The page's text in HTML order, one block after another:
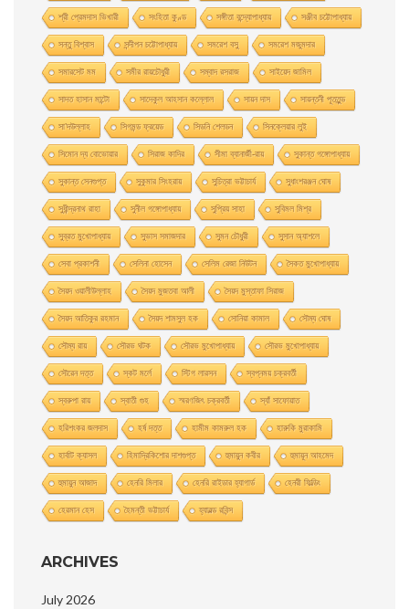
শ্রী প্রেমদাস ভিখারী সংহিতা কুণ্ড সঙ্গীতা বন্দ্যোপাধ্যায় সঞ্জীব চট্টোপাধ্যায়
সন্তু বিশ্বাস সন্দীপন চট্টোপাধ্যায় সমরেশ বসু সমরেশ মজুমদার
সমারসেট মম সমীর রায়চৌধুরী সম্বাদ রসরাজ সাইয়েদ জামিল
সাদত হাসান মান্টো সাদেকুল আহসান কল্লোল সায়ন দাস সায়ন্তনী পূততুন্ড
সা’দউল্লাহ সিগমন্ড ফ্রয়েড সিডনি শেলডন সিনক্লেয়ার লুই
সিমোন দ্য বোভোয়ার সিরাজ কাদির সীমা ব্যানার্জী-রায় সুকান্ত গঙ্গোপাধ্যায়
সুকান্ত সেনগুপ্ত সুকুমার সিংহরায় সুচিত্রা ভট্টাচার্য সুধাংশরঞ্জন ঘোষ
সুধীন্দ্রনাথ রাহা সুনীল গঙ্গোপাধ্যায় সুপ্রিয় সাহা সুবিমল মিশ্র
সুব্রত মুখোপাধ্যায় সুভাস সমাজদার সুমন চৌধুরী সুসান অ্যাশলে
সেবা প্রকাশনী সেলিনা হােসেন সেলিম রেজা নিউটন সৈকত মুখোপাধ্যায়
সৈয়দ ওয়ালীউল্লাহ সৈয়দ মুজতবা আলী সৈয়দ মুস্তাফা সিরাজ
সৈয়দ আতিকুর রহমান সৈয়দ শামসুল হক সোনিয়া কামাল সৌম্য ঘােষ
সৌম্য রায় সৌরভ ঘটক সৌরভ মুখােপাধ্যায় সৌরভ মুখোপাধ্যায়
সৌরেন দত্ত স্কট মর্লে স্টিগ লারসন স্বপ্নময় চক্রবর্তী
স্বরুপা রায় স্বাতী গুহ স্মরণজিৎ চক্রবর্তী স্যাঁ সাফোয়াত
হরিশংকর জলদাস হর্ষ দত্ত হামীম কামরুল হক হারুকি মুরাকামি
হার্বাট ক্যাসল হিমাদ্রিকিশাের দাশগুপ্ত হুমায়ুন কবীর হুমায়ূন আহমেদ
হুমায়ুন আজাদ হেনরি মিলার হেনরি রাইডার হ্যাগার্ড হেনরী ফিল্ডিং
হেরমান হেস হৈমন্তী ভট্টাচার্য হ্যারল্ড রবিন্স
ARCHIVES
July 2026